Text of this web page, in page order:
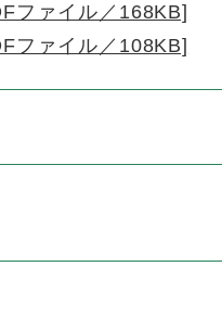
ファイル／168KB]
ファイル／108KB]